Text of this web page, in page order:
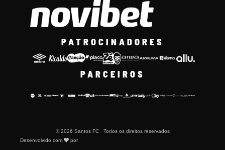
PATROCINADORES
PARCEIROS
© 2026 Santos FC · Todos os direitos reservados
Desenvolvido com
por